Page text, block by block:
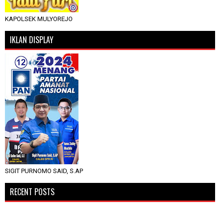
KAPOLSEK MULYOREJO
IKLAN DISPLAY
SIGIT PURNOMO SAID, S.AP
RECENT POSTS